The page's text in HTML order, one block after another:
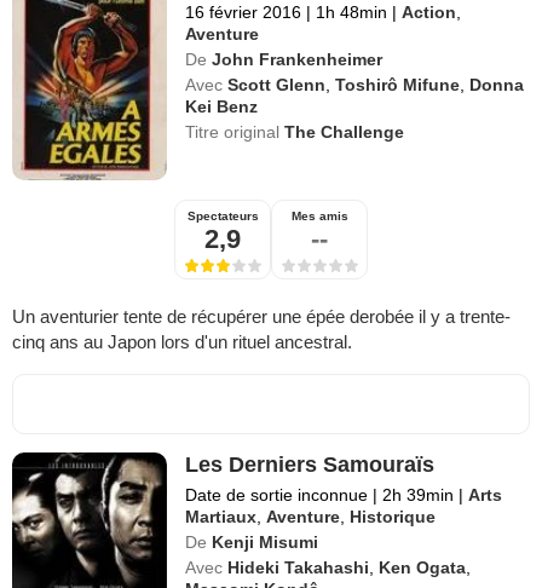
16 février 2016 | 1h 48min | Action
Aventure
De John Frankenheimer
Avec Scott Glenn ,Toshirô Mifune Donna
Kei Benz
Titre originalThe Challenge
Spectateurs
2,9
Mes amis
--
Un aventurier tente de récupérer une épée derobée il y a trente-
cinq ans au Japon lors d'un rituel ancestral.
Les Derniers Samouraïs
Date de sortie inconnue | 2h 39min | Arts
Martiaux ,Aventure Historique
De Kenji Misumi
Avec Hideki Takahashi Ken Ogata